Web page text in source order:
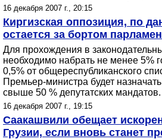
16 декабря 2007 г., 20:15
Киргизская оппозиция, по
остается за бортом
Для прохождения в
необходимо набрать не менее 5%
0,5% от общереспубликанского
Премьер-министра будет
свыше 50 % депутатских мандатов.
16 декабря 2007 г., 19:15
Саакашвили обещает
Грузии, если вновь станет